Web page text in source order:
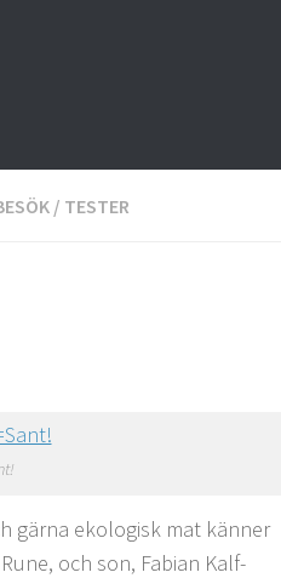
/ TESTER
gärna ekologisk mat känner
och son, Fabian Kalf-